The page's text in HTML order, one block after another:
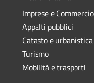
Imprese e Commercio
Appalti pubblici
Catasto e urbanistica
Turismo
Mobilità e trasporti